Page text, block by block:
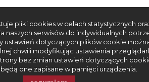
pliki cookies w celach statystycznych
naszych serwisów do indywidualnych
ustawień dotyczących plików cookie
chwili modyfikując ustawienia
bez zmian ustawień dotyczących
one zapisane w pamięci urządzenia.